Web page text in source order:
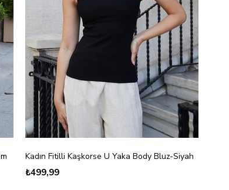
Kadın Fitilli Kaşkorse U Yaka Body Bluz-Siyah
₺499,99